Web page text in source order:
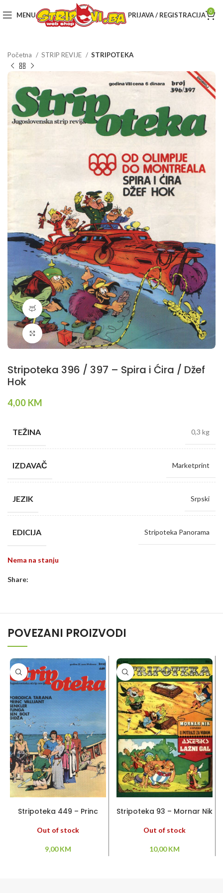
MENU PRIJAVA / REGISTRACIJA 0
Početna STRIP REVIJE STRIPOTEKA
360 product view
Klikni da povečaš
Stripoteka 396 / 397 – Spira i Ćira / Džef
Hok
4,00 KM
TEŽINA 0,3 kg
IZDAVAČ Marketprint
JEZIK Srpski
EDICIJA Stripoteka Panorama
Nema na stanju
Share:
POVEZANI PROIZVODI
Stripoteka 449 – Princ
Porodica Tarana
Out of stock
9,00KM
Stripoteka 93 – Mornar Nik
Out of stock
10,00KM